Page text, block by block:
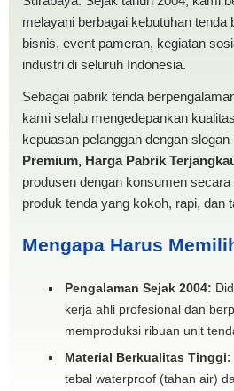
melayani berbagai kebutuhan tenda
bisnis, event pameran, kegiatan
industri di seluruh Indonesia.
Sebagai pabrik tenda
kami selalu mengedepankan
kepuasan pelanggan dengan slogan
Premium, Harga Pabrik
produsen dengan konsumen
produk tenda yang kokoh, rapi, dan
Mengapa Harus
Pengalaman Sejak 2004:
kerja ahli profesional dan
memproduksi ribuan unit
Material Berkualitas Tinggi:
tebal waterproof (tahan air)